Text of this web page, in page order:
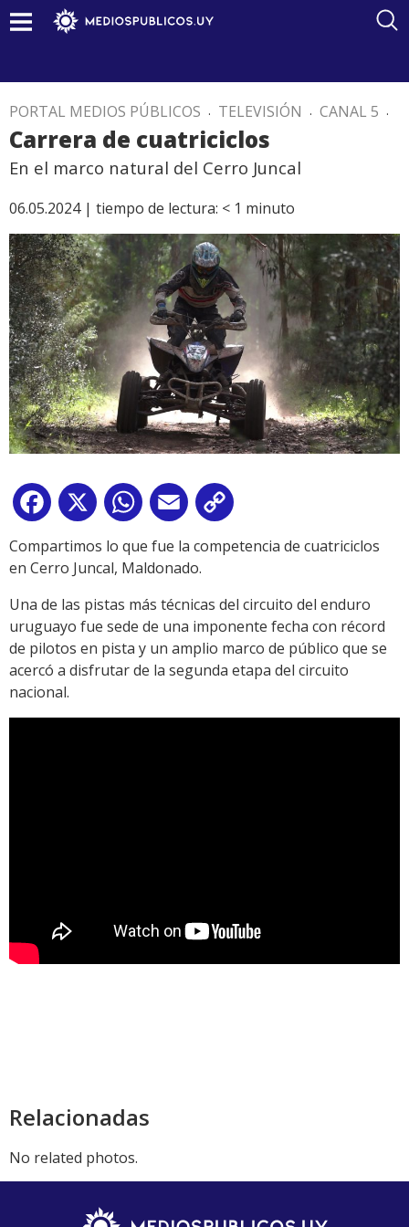
PORTAL MEDIOS PÚBLICOS . TELEVISIÓN . CANAL 5 .
Carrera de cuatriciclos
En el marco natural del Cerro Juncal
06.05.2024 | tiempo de lectura: < 1 minuto
Facebook
X WhatsApp
Email
Link
Compartimos lo que fue la competencia de cuatriciclos
en Cerro Juncal, Maldonado.
Una de las pistas más técnicas del circuito del enduro
uruguayo fue sede de una imponente fecha con récord
de pilotos en pista y un amplio marco de público que se
acercó a disfrutar de la segunda etapa del circuito
nacional.
Relacionadas
No related photos.